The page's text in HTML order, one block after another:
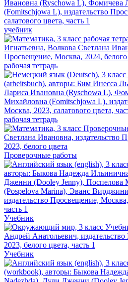
учебник
рабочая тетрадь
рабочая тетрадь
Проверочные работы
Учебник
Учебник